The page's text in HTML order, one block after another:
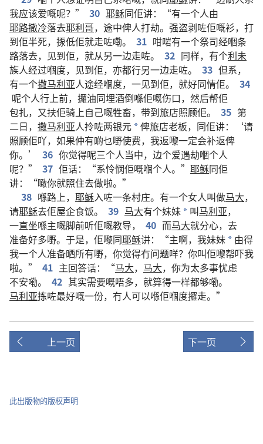
我应该爱嘅呢？” 30 耶稣同佢讲：“有一个人由
耶路撒冷落去耶利哥， 途中俾人打劫。 强盗剥咗佢嘅衫， 打
到佢半死， 揼低佢就走咗嘞。 31 咁啱有一个祭司经嗰条
路落去， 见到佢， 就从另一边走咗。 32 同样， 有个利未
族人经过嗰度， 见到佢， 亦都行另一边走咗。 33 但系，
有一个撒马利亚人途经嗰度， 一见到佢， 就好同情佢。
34
呢个人行上前， 攞油同埋酒倒喺佢嘅伤口， 然后帮佢
包扎， 又扶佢骑上自己嘅牲畜， 带到旅店照顾佢。 35 第
二日， 撒马利亚人拎咗两银元 *俾旅店老板， 同佢讲：‘请
照顾佢吖， 如果仲有啲乜嘢使费， 我返嚟一定会补返俾
你。’ 36 你觉得呢三个人当中， 边个爱遇劫嗰个人
呢？” 37 佢话：“系怜悯佢嘅嗰个人。” 耶稣同佢
讲：“噉你就照住去做啦。”
38 喺路上， 耶稣入咗一条村庄。 有一个女人叫做马大，
请耶稣去佢屋企食饭。 39 马大有个妹妹 * 叫马利亚，
一直坐喺主嘅脚前听佢嘅教导， 40 而马大就分心， 去
准备好多嘢。 于是， 佢嚟同耶稣讲：“主啊， 我妹妹 * 由得
我一个人准备晒所有嘢， 你觉得冇问题咩？ 你叫佢嚟帮吓我
啦。” 41 主回答话：“马大， 马大， 你为太多事忧虑
不安嘞。 42 其实需要嘅唔多， 就算得一样都够嘞。
马利亚拣咗最好嘅一份， 冇人可以喺佢嗰度攞走。”
上一页 下一页
此出版物的版权声明